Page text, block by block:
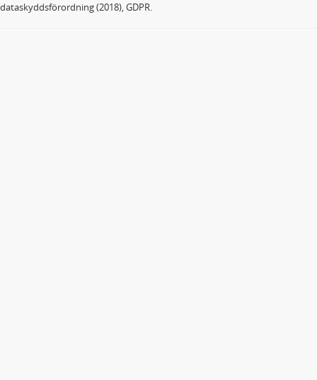
dataskyddsförordning (2018), GDPR.